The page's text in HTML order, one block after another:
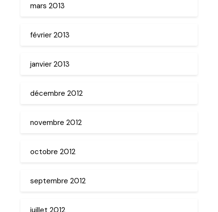
mars 2013
février 2013
janvier 2013
décembre 2012
novembre 2012
octobre 2012
septembre 2012
juillet 2012